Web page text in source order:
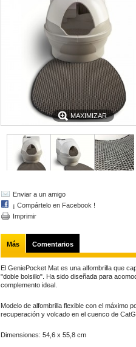
MAXIMIZAR
Enviar a un amigo
¡ Compártelo en Facebook !
Imprimir
Más Comentarios
El GeniePocket Mat es una alfombrilla que
"doble bolsillo". Ha sido diseñada para
complemento ideal.
Modelo de alfombrilla flexible con el máximo
recuperación y volcado en el cuenco de
Dimensiones: 54,6 x 55,8 cm